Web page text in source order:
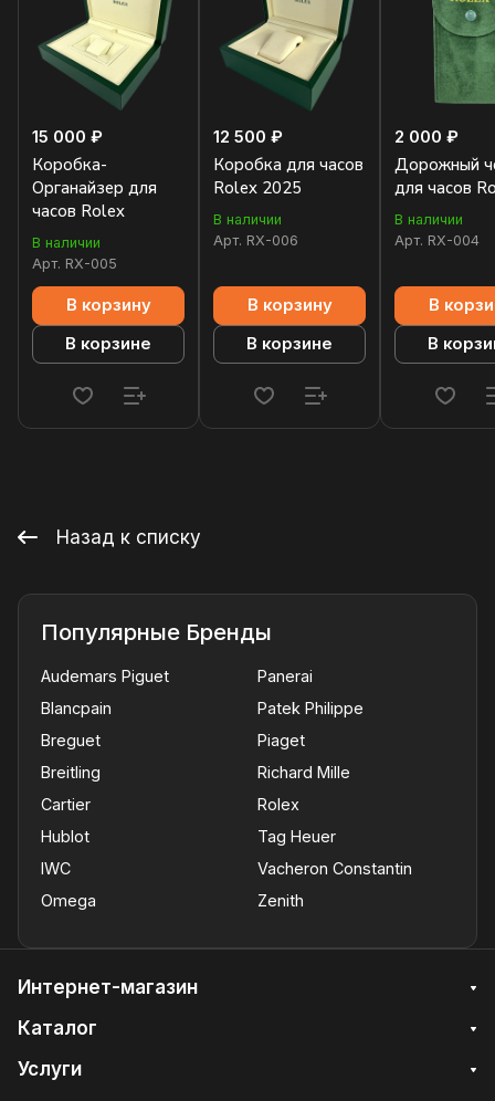
15 000 ₽
Коробка-
Органайзер для
часов Rolex
В наличии
Арт. RX-005
В корзину
В корзине
12 500 ₽
Коробка для часов
Rolex 2025
В наличии
Арт. RX-006
В корзину
В корзине
2 000 ₽
Дорожный
для часов
В наличии
Арт. RX-004
В
В
Назад к списку
Популярные Бренды
Audemars Piguet
Blancpain
Breguet
Breitling
Cartier
Hublot
IWC
Omega
Panerai
Patek Philippe
Piaget
Richard Mille
Rolex
Tag Heuer
Vacheron Constantin
Zenith
Интернет-магазин
Каталог
Услуги